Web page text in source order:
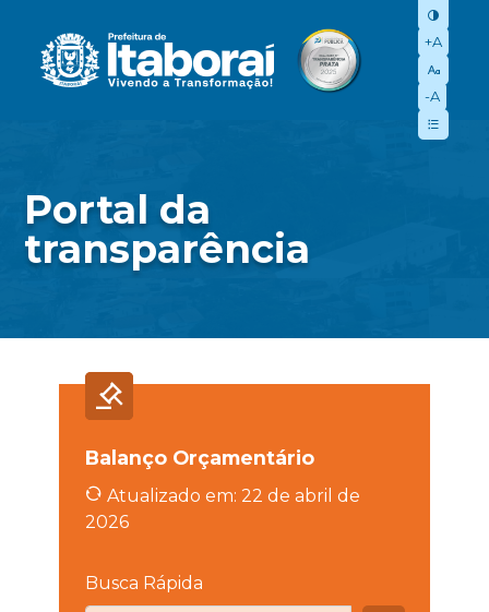
+A
-A
Portal da
transparência
Balanço Orçamentário
Atualizado em: 22 de abril de
2026
Busca Rápida